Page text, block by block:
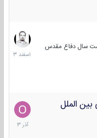
سال دفاع مقدس
20
اسفند
1403
الملل
21
آذر
1403